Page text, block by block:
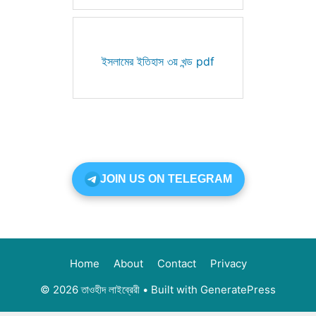
ইসলামের ইতিহাস ৩য় খন্ড pdf
JOIN US ON TELEGRAM
Home About Contact
Privacy
© 2026 তাওহীদ লাইব্রেরী • Built with GeneratePress